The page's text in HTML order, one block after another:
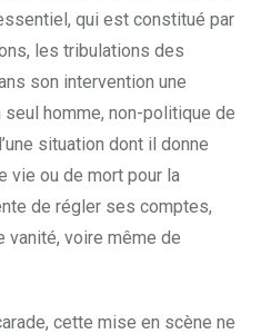
qui est constitué par
les tribulations des
son intervention une
homme, non-politique de
situation dont il donne
vie ou de mort pour la
de régler ses comptes,
vanité, voire même de
cette mise en scène ne